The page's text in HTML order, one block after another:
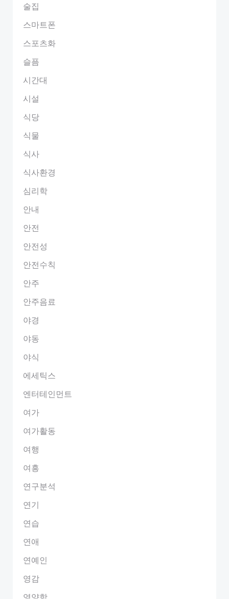
술집
스마트폰
스포츠화
슬픔
시간대
시설
식당
식물
식사
식사환경
심리학
안내
안전
안전성
안전수칙
안주
안주음료
야경
야동
야식
에세틱스
엔터테인먼트
여가
여가활동
여행
여흥
연구분석
연기
연습
연애
연예인
영감
영양학